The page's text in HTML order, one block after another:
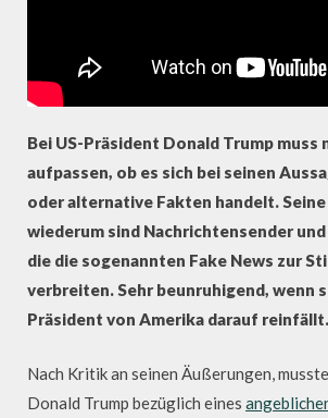
Bei US-Präsident Donald Trump muss
aufpassen, ob es sich bei seinen
oder alternative Fakten handelt.
wiederum sind Nachrichtensender
die die sogenannten Fake News zur
verbreiten. Sehr beunruhigend, wenn
Präsident von Amerika darauf reinfällt.
Nach Kritik an seinen Äußerungen,
Donald Trump bezüglich eines